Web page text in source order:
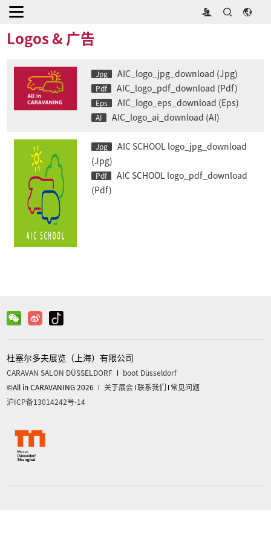
首页
Logos & 广告
Jpg AIC_logo_jpg_download (Jpg)
Pdf AIC_logo_pdf_download (Pdf)
Eps AIC_logo_eps_download (Eps)
AI AIC_logo_ai_download (AI)
Jpg
AIC SCHOOL logo_jpg_download
(Jpg)
Pdf
AIC SCHOOL logo_pdf_download
(Pdf)
杜塞尔多夫展览（上海）有限公司
CARAVAN SALON DÜSSELDORF
boot Düsseldorf
©All in CARAVANING 2026
关于展会 联系我们
常见问题
沪ICP备13014242号-14